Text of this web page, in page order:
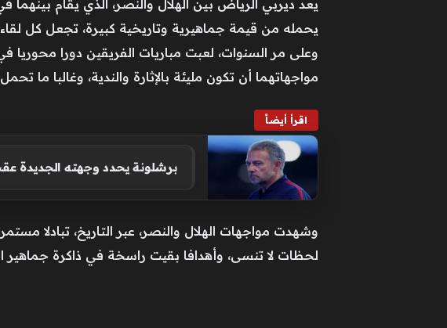
يعد ديربي الرياض بين الهلال والنصر، الذي يقام بينهما
يحمله من قيمة جماهيرية وتاريخية كبيرة، تجعل كل
وعلى مر السنوات، لعبت مباريات الفريقين دورا
مواجهاتهما أن تكون مليئة بالإثارة والندية، وغالبا ما
اقرأ أيضاً
برشلونة يحدد وجهته الجديدة
وشهدت مواجهات الهلال والنصر، عبر التاريخ، تبادلا
لحظات لا تنسى، وأهدافا بقيت راسخة في ذاكرة جماهير